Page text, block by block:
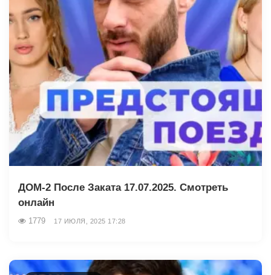
ДОМ-2 После Заката 17.07.2025. Смотреть
онлайн
1779 17 ИЮЛЯ, 2025 17:28